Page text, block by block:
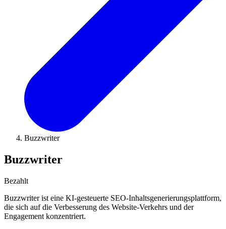
Buzzwriter
Buzzwriter
Bezahlt
Buzzwriter ist eine KI-gesteuerte SEO-Inhaltsgenerierungsplattform,
die sich auf die Verbesserung des Website-Verkehrs und der
Engagement konzentriert.